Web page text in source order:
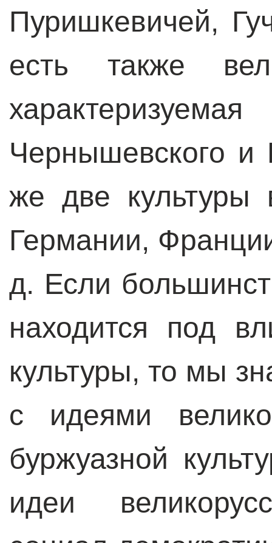
Пуришкевичей,
есть также
Чернышевского и
же две культуры
Германии,
д. Если
находится под
культуры, то мы
с идеями
буржуазной
идеи